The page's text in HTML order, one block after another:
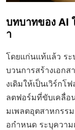
บทบาทของ AI
า
โดยแก่นแท้แล้ว ร
บวนการสร้างเอก
งเดิมให้เป็นเวิร์ก
ลตฟอร์มที่ขับเคลื่อ
มเพลตอุตสาหกรร
อกำหนด ระบุความ